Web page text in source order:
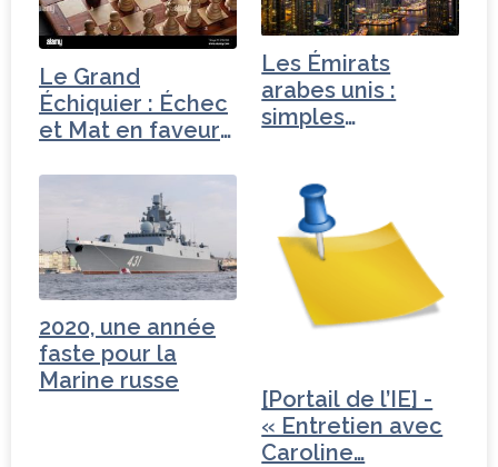
o
k
Le Grand
Échiquier : Échec
et Mat en faveur
Les Émirats
arabes unis :
simples
2020, une année
faste pour la
Marine russe
[Portail de l’IE] -
« Entretien avec
Caroline…